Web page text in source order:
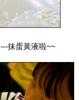
抹蛋黃液啦~~